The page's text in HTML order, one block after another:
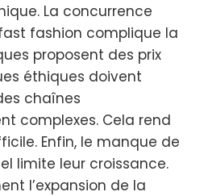
La concurrence
fashion complique la
proposent des prix
éthiques doivent
chaînes
complexes. Cela rend
Enfin, le manque de
limite leur croissance.
l’expansion de la